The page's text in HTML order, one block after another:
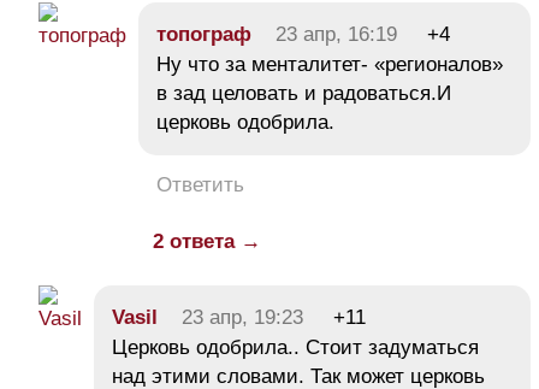
топограф 23 апр, 16:19
+4
Ну что за менталитет- «регионалов»
в зад целовать и радоваться.И
церковь одобрила.
Ответить
2 ответа →
Vasil 23 апр, 19:23
+11
Церковь одобрила.. Стоит задуматься
над этими словами. Так может церковь